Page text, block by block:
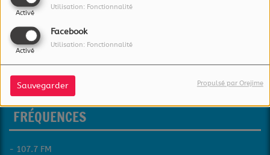
Activé
Utilisation: Fonctionnalité
Facebook
Activé
Utilisation: Fonctionnalité
Sauvegarder Propulsé par Orejime
L'essentiel Radio est éditée par :
RadioLux S.A.
115a, rue Emile Mark
FRÉQUENCES
- 107.7 FM